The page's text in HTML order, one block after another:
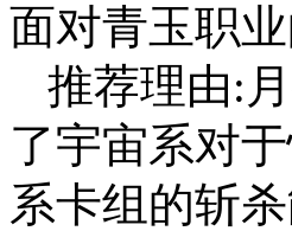
面对青玉职
推荐理由:
了宇宙系对
系卡组的斩